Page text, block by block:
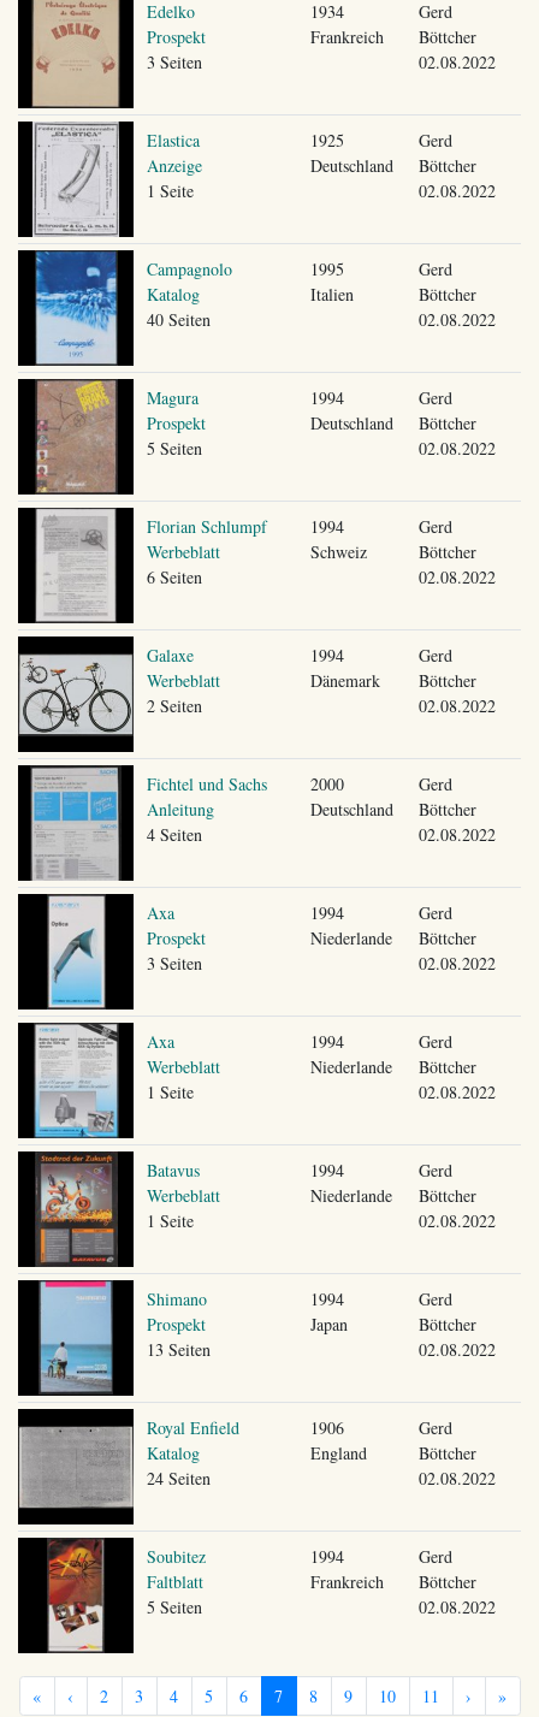
Edelko
Prospekt
3 Seiten
1934
Frankreich
Gerd
Böttcher
02.08.2022
Elastica
Anzeige
1 Seite
1925
Deutschland
Gerd
Böttcher
02.08.2022
Campagnolo
Katalog
40 Seiten
1995
Italien
Gerd
Böttcher
02.08.2022
Magura
Prospekt
5 Seiten
1994
Deutschland
Gerd
Böttcher
02.08.2022
Florian Schlumpf
Werbeblatt
6 Seiten
1994
Schweiz
Gerd
Böttcher
02.08.2022
Galaxe
Werbeblatt
2 Seiten
1994
Dänemark
Gerd
Böttcher
02.08.2022
Fichtel und Sachs
Anleitung
4 Seiten
2000
Deutschland
Gerd
Böttcher
02.08.2022
Axa
Prospekt
3 Seiten
1994
Niederlande
Gerd
Böttcher
02.08.2022
Axa
Werbeblatt
1 Seite
1994
Niederlande
Gerd
Böttcher
02.08.2022
Batavus
Werbeblatt
1 Seite
1994
Niederlande
Gerd
Böttcher
02.08.2022
Shimano
Prospekt
13 Seiten
1994
Japan
Gerd
Böttcher
02.08.2022
Royal Enfield
Katalog
24 Seiten
1906
England
Gerd
Böttcher
02.08.2022
Soubitez
Faltblatt
5 Seiten
1994
Frankreich
Gerd
Böttcher
02.08.2022
« ‹ 2 3 4 5 6 7 8 9 10 11 › »